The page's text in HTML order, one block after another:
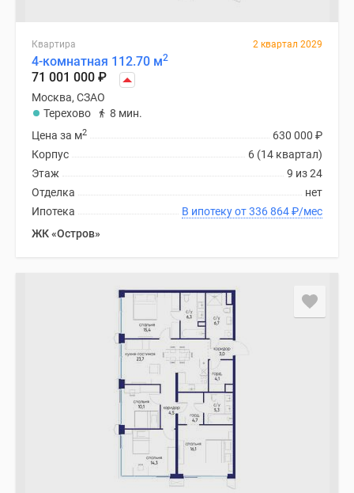
Квартира 2 квартал 2029
4-комнатная 112.70 м2
71 001 000 ₽
Москва, СЗАО
Терехово
8 мин.
630 000 ₽
Цена за м2
6 (14 квартал)
Корпус
9 из 24
Этаж
нет
Отделка
В ипотеку от 336 864₽/мес
Ипотека
ЖК «Остров»